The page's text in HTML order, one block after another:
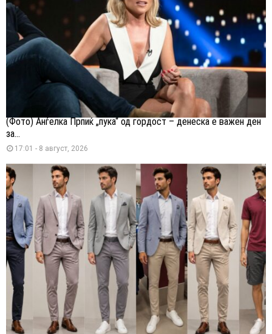
(Фото) Анѓелка Прпиќ „пука“ од гордост – денеска е важен ден
за...
17:01 - 8 август, 2026